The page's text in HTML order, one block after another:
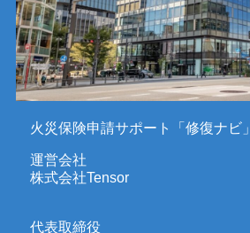
火災保険申請サポート「修復ナビ」
運営会社
株式会社Tensor
代表取締役